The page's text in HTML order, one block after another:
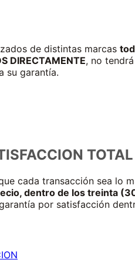
de distintas marcas
DIRECTAMENTE, no
su garantía.
TOTAL
cada transacción sea lo
dentro de los treinta
por satisfacción